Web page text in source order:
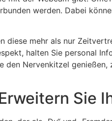
werden. Dabei
diese mehr als nur
halten Sie personal
Nervenkitzel
Sie